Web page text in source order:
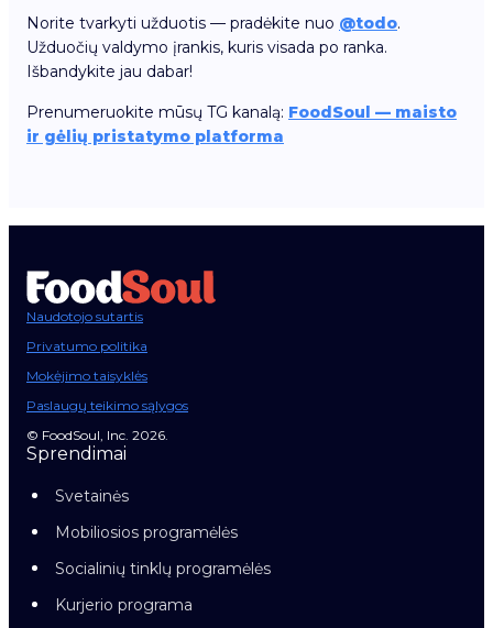
Norite tvarkyti užduotis — pradėkite nuo @todo.
Užduočių valdymo įrankis, kuris visada po ranka.
Išbandykite jau dabar!
Prenumeruokite mūsų TG kanalą: FoodSoul — maisto
ir gėlių pristatymo platforma
Naudotojo sutartis
Privatumo politika
Mokėjimo taisyklės
Paslaugų teikimo sąlygos
© FoodSoul, Inc. 2026.
Sprendimai
Svetainės
Mobiliosios programėlės
Socialinių tinklų programėlės
Kurjerio programa